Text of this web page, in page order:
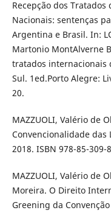
Recepção dos
Nacionais: sentenças
Argentina e Brasil. In:
Martonio MontAlverne
tratados internacionais
Sul. 1ed.Porto Alegre:
20.
MAZZUOLI, Valério de
Convencionalidade das
2018. ISBN 978-85-309-
MAZZUOLI, Valério de
Moreira. O Direito
Greening da